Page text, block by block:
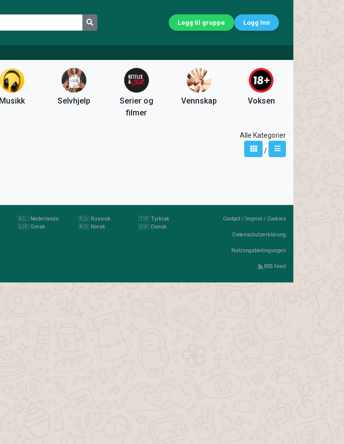
Legg til gruppe Logg Inn
Musikk Selvhjelp
Serier og
filmer
Vennskap Voksen
Alle Kategorier
/
🇳🇱 Nederlands 🇷🇺 Russisk
🇹🇷 Tyrkisk
🇬🇷 Gresk 🇳🇴 Norsk
🇩🇰 Dansk
Contact / Imprint / Cookies
Datenschutzerklärung
Nutzungsbedingungen
RSS Feed